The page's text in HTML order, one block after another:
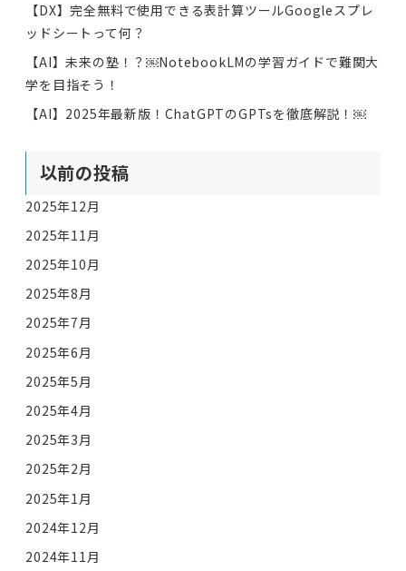
【DX】完全無料で使用できる表計算ツールGoogleスプレ
ッドシートって何？
【AI】未来の塾！？￼NotebookLMの学習ガイドで難関大
学を目指そう！
【AI】2025年最新版！ChatGPTのGPTsを徹底解説！￼
以前の投稿
2025年12月
2025年11月
2025年10月
2025年8月
2025年7月
2025年6月
2025年5月
2025年4月
2025年3月
2025年2月
2025年1月
2024年12月
2024年11月